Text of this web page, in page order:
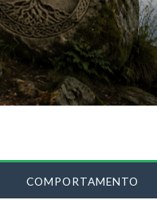
COMPORTAMENTO